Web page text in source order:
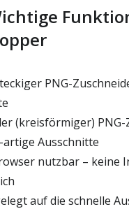
PNG-
(kreisförmiger)
Ausschnitte
nutzbar – keine
auf die schnelle